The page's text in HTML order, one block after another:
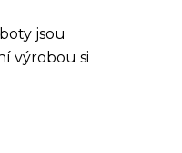
jsou
výrobou si